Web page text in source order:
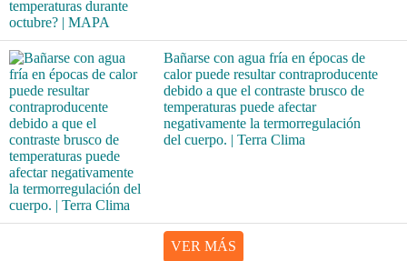
Bañarse con agua fría en épocas de
calor puede resultar contraproducente
debido a que el contraste brusco de
temperaturas puede afectar
negativamente la termorregulación
del cuerpo. | Terra Clima
VER MÁS